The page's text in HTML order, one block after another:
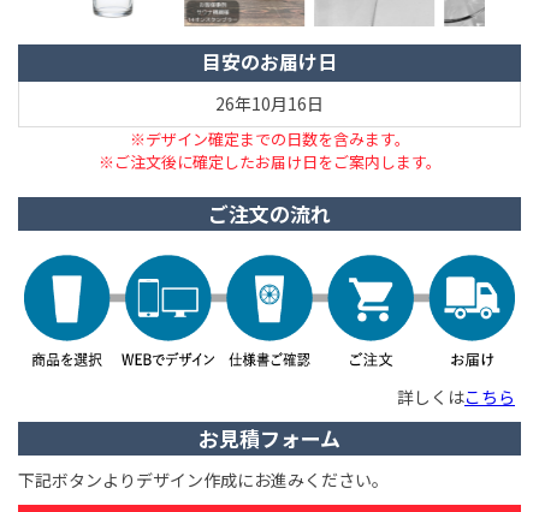
目安のお届け日
26年10月16日
※デザイン確定までの日数を含みます。
※ご注文後に確定したお届け日をご案内します。
ご注文の流れ
詳しくはこちら
お見積フォーム
下記ボタンよりデザイン作成にお進みください。